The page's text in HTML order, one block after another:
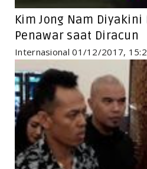
Kim Jong Nam Diyakini
Penawar saat Diracun
Internasional 01/12/2017,